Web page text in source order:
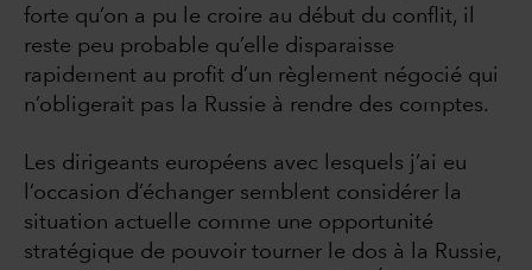
forte qu’on a pu le croire au début du conflit, il
reste peu probable qu’elle disparaisse
rapidement au profit d’un règlement négocié qui
n’obligerait pas la Russie à rendre des comptes.
Les dirigeants européens avec lesquels j’ai eu
l’occasion d’échanger semblent considérer la
situation actuelle comme une opportunité
stratégique de pouvoir tourner le dos à la Russie,